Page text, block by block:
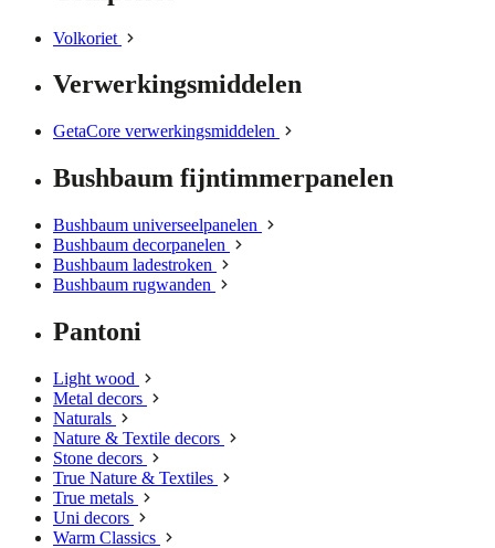
Volkoriet
Verwerkingsmiddelen
GetaCore verwerkingsmiddelen
Bushbaum fijntimmerpanelen
Bushbaum universeelpanelen
Bushbaum decorpanelen
Bushbaum ladestroken
Bushbaum rugwanden
Pantoni
Light wood
Metal decors
Naturals
Nature & Textile decors
Stone decors
True Nature & Textiles
True metals
Uni decors
Warm Classics